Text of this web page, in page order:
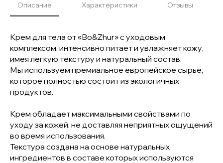
Описание Характеристики Отзывы
Крем для тела от «Bo&Zhur» с уходовым
комплексом, интенсивно питает и увлажняет кожу,
имея легкую текстуру и натуральный состав.
Мы используем премиальное европейское сырье,
которое полностью состоит из экологичных
продуктов.
Крем обладает максимальными свойствами по
уходу за кожей, не доставляя неприятных ощущений
во время использования.
Текстура создана на основе натуральных
ингредиентов в составе которых используются